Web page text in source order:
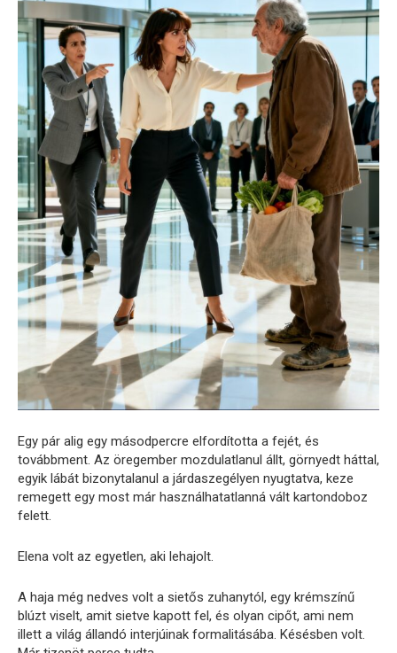
Egy pár alig egy másodpercre elfordította a fejét, és
továbbment. Az öregember mozdulatlanul állt, görnyedt háttal,
egyik lábát bizonytalanul a járdaszegélyen nyugtatva, keze
remegett egy most már használhatatlanná vált kartondoboz
felett.
Elena volt az egyetlen, aki lehajolt.
A haja még nedves volt a sietős zuhanytól, egy krémszínű
blúzt viselt, amit sietve kapott fel, és olyan cipőt, ami nem
illett a világ állandó interjúinak formalitásába. Késésben volt.